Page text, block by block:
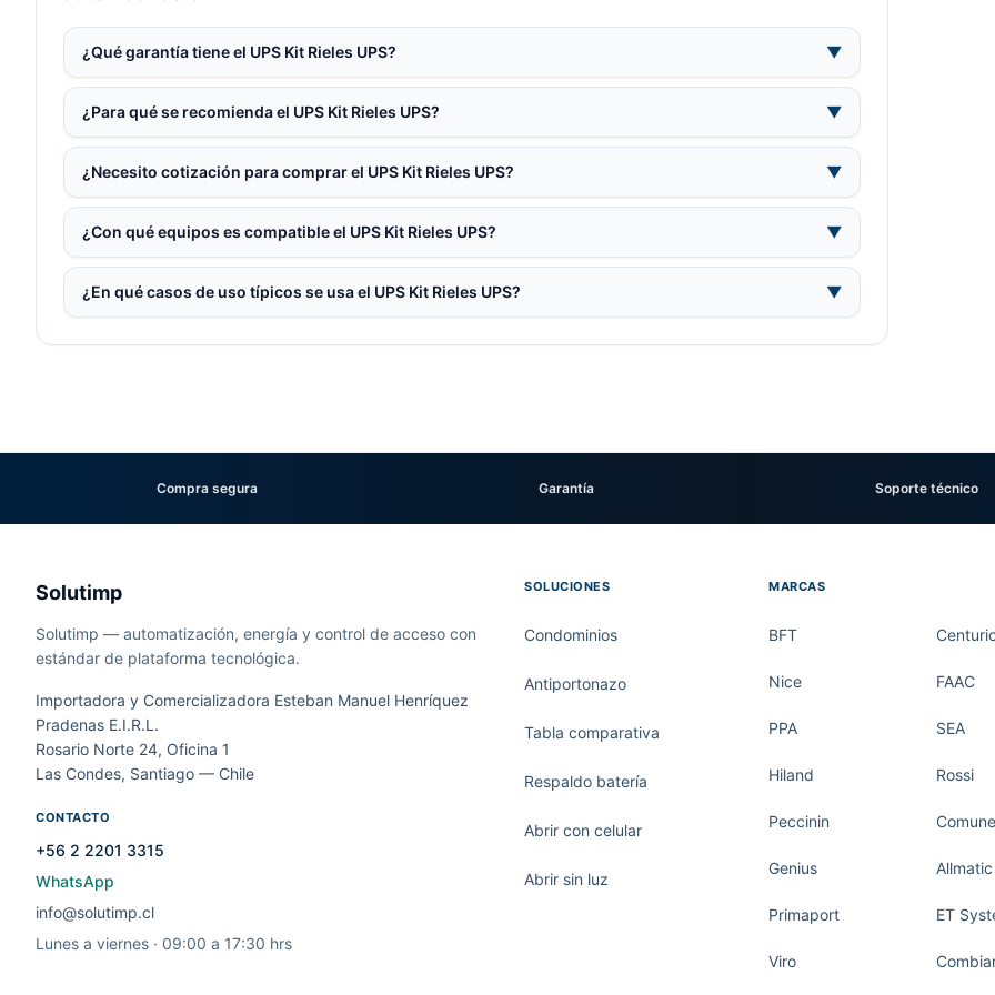
¿Qué garantía tiene el UPS Kit Rieles UPS? ▼
¿Para qué se recomienda el UPS Kit Rieles UPS? ▼
¿Necesito cotización para comprar el UPS Kit Rieles UPS? ▼
¿Con qué equipos es compatible el UPS Kit Rieles UPS? ▼
¿En qué casos de uso típicos se usa el UPS Kit Rieles UPS? ▼
Compra segura Garantía Soporte técnico
Solutimp
Solutimp — automatización, energía y control de acceso con
estándar de plataforma tecnológica.
Importadora y Comercializadora Esteban Manuel Henríquez
Pradenas E.I.R.L.
Rosario Norte 24, Oficina 1
Las Condes, Santiago — Chile
CONTACTO
+56 2 2201 3315
WhatsApp
info@solutimp.cl
Lunes a viernes · 09:00 a 17:30 hrs
SOLUCIONES
Condominios
Antiportonazo
Tabla comparativa
Respaldo batería
Abrir con celular
Abrir sin luz
MARCAS
BFT
Nice FAAC
PPA SEA
Hiland Rossi
Peccinin
Genius Allmatic
Primaport ET
Viro